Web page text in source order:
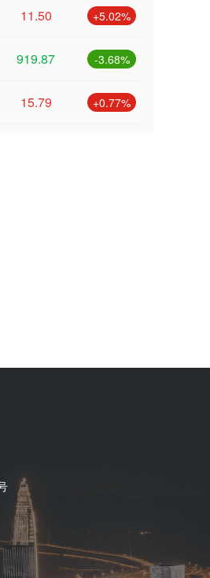
11.50 +5.02%
919.87 -3.68%
15.79 +0.77%